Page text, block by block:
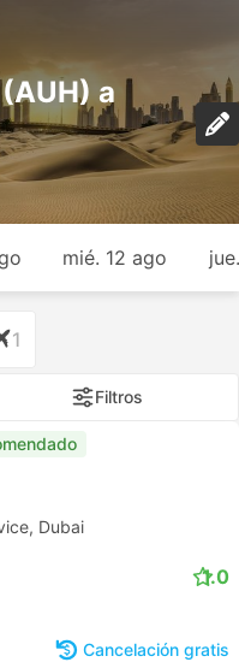
a
mié. 12 ago
1
Filtros
Dubai
1.0
Cancelación gratis